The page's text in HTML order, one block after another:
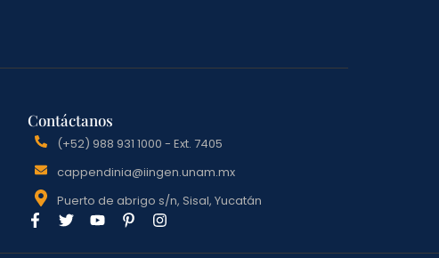
Contáctanos
(+52) 988 931 1000 - Ext. 7405
cappendinia@iingen.unam.mx
Puerto de abrigo s/n, Sisal, Yucatán